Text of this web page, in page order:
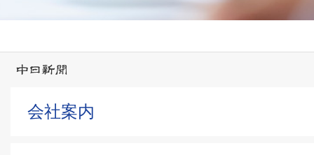
会社案内